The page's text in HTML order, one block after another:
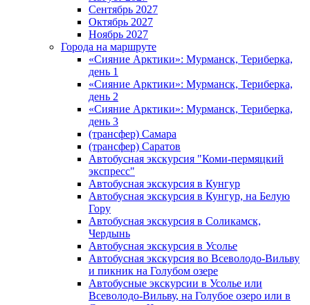
Сентябрь 2027
Октябрь 2027
Ноябрь 2027
Города на маршруте
«Сияние Арктики»: Мурманск, Териберка,
день 1
«Сияние Арктики»: Мурманск, Териберка,
день 2
«Сияние Арктики»: Мурманск, Териберка,
день 3
(трансфер) Самара
(трансфер) Саратов
Автобусная экскурсия "Коми-пермяцкий
экспресс"
Автобусная экскурсия в Кунгур
Автобусная экскурсия в Кунгур, на Белую
Гору
Автобусная экскурсия в Соликамск,
Чердынь
Автобусная экскурсия в Усолье
Автобусная экскурсия во Всеволодо-Вильву
и пикник на Голубом озере
Автобусные экскурсии в Усолье или
Всеволодо-Вильву, на Голубое озеро или в